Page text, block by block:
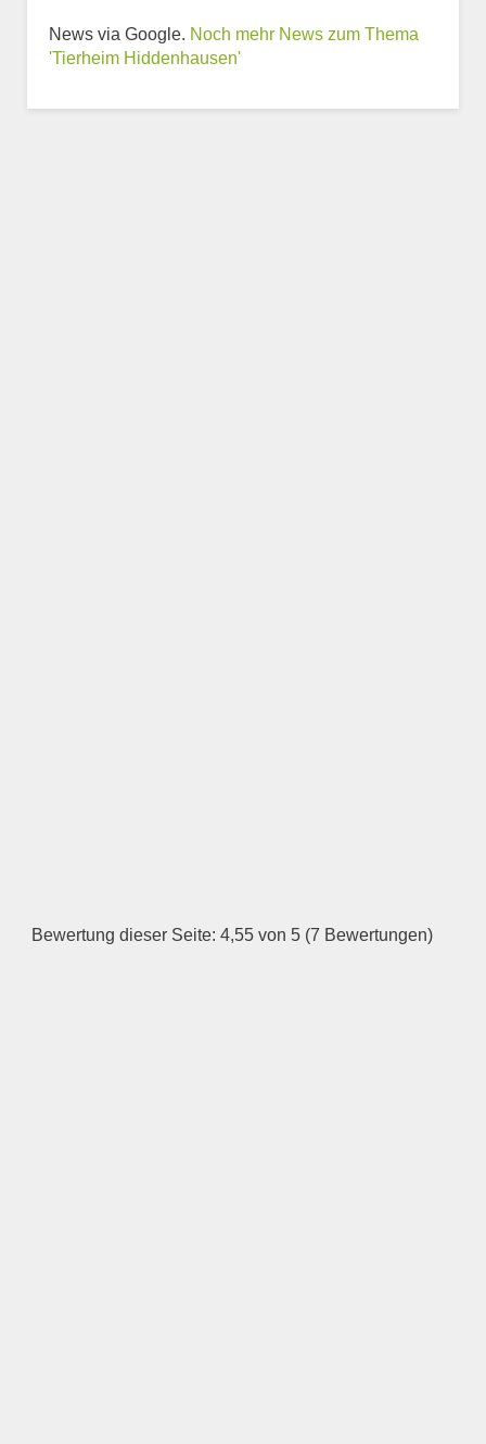
zum Tierheim
Dienstag
News via Google. Noch mehr News zum Thema
'Tierheim Hiddenhausen'
Bewertung dieser Seite: 4,55 von 5 (7 Bewertungen)